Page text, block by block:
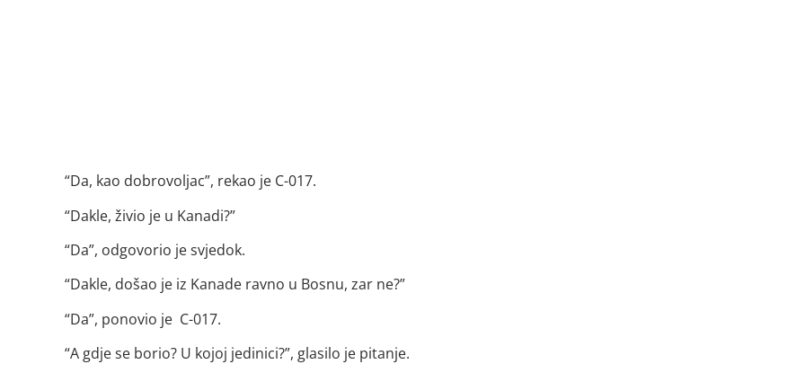
“Da, kao dobrovoljac”, rekao je C-017.
“Dakle, živio je u Kanadi?”
“Da”, odgovorio je svjedok.
“Dakle, došao je iz Kanade ravno u Bosnu, zar ne?”
“Da”, ponovio je C-017.
“A gdje se borio? U kojoj jedinici?”, glasilo je pitanje.